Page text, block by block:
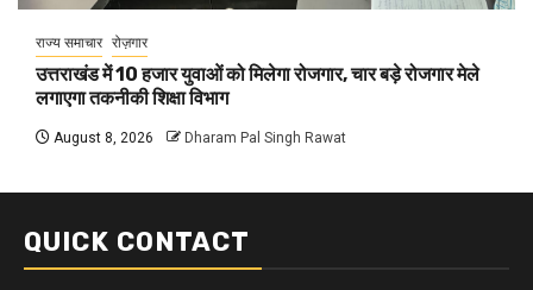
राज्य समाचार रोज़गार
उत्तराखंड में 10 हजार युवाओं को मिलेगा रोजगार, चार बड़े रोजगार मेले
लगाएगा तकनीकी शिक्षा विभाग
August 8, 2026 Dharam Pal Singh Rawat
QUICK CONTACT